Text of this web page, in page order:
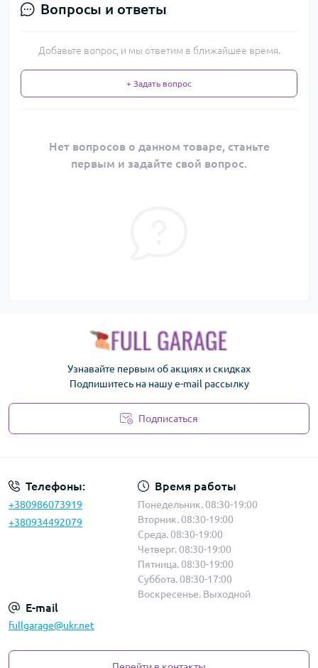
Вопросы и ответы
Добавьте вопрос, и мы ответим в ближайшее время.
+ Задать вопрос
Нет вопросов о данном товаре, станьте
первым и задайте свой вопрос.
Узнавайте первым об акциях и скидках
Подпишитесь на нашу e-mail рассылку
Подписаться
Телефоны:
+380986073919
+380934492079
Время работы
Понедельник. 08:30-19:00
Вторник. 08:30-19:00
Среда. 08:30-19:00
Четверг. 08:30-19:00
Пятница. 08:30-19:00
Суббота. 08:30-17:00
Воскресенье. Выходной
E-mail
fullgarage@ukr.net